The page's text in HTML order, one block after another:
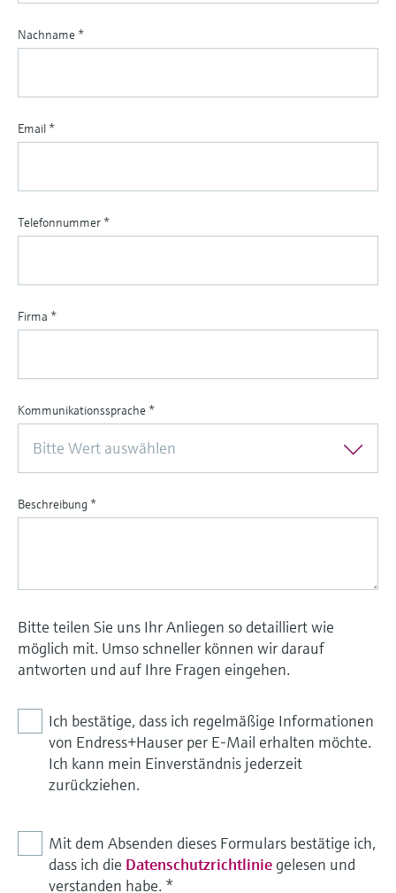
Nachname *
Email *
Telefonnummer *
Firma *
Kommunikationssprache *
Bitte Wert auswählen
Beschreibung *
Bitte teilen Sie uns Ihr Anliegen so detailliert wie
möglich mit. Umso schneller können wir darauf
antworten und auf Ihre Fragen eingehen.
Ich bestätige, dass ich regelmäßige Informationen
von Endress+Hauser per E-Mail erhalten möchte.
Ich kann mein Einverständnis jederzeit
zurückziehen.
Mit dem Absenden dieses Formulars bestätige ich,
dass ich die Datenschutzrichtlinie gelesen und
verstanden habe. *